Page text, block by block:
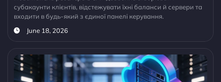
субакаунти клієнтів, відстежувати їхні баланси й сервери та
входити в будь-який з єдиної панелі керування.
June 18, 2026